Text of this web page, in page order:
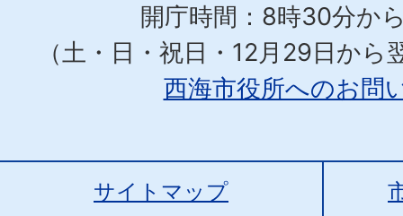
開庁時間：8時30分か
（土・日・祝日・12月29日から
西海市役所へのお問
サイトマップ